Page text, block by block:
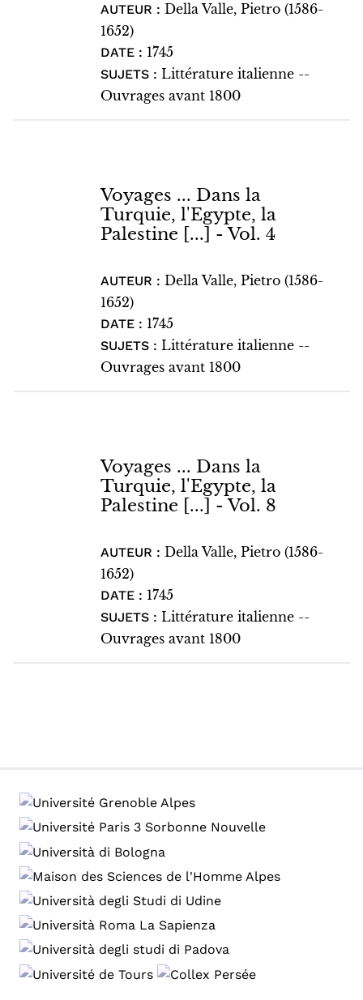
AUTEUR : Della Valle, Pietro (1586-
1652)
DATE : 1745
SUJETS : Littérature italienne --
Ouvrages avant 1800
Voyages ... Dans la
Turquie, l'Egypte, la
Palestine [...] - Vol. 4
AUTEUR : Della Valle, Pietro (1586-
1652)
DATE : 1745
SUJETS : Littérature italienne --
Ouvrages avant 1800
Voyages ... Dans la
Turquie, l'Egypte, la
Palestine [...] - Vol. 8
AUTEUR : Della Valle, Pietro (1586-
1652)
DATE : 1745
SUJETS : Littérature italienne --
Ouvrages avant 1800